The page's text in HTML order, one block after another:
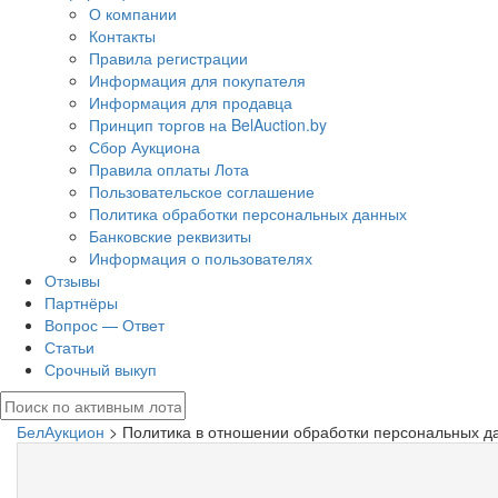
О компании
Контакты
Правила регистрации
Информация для покупателя
Информация для продавца
Принцип торгов на BelAuction.by
Сбор Аукциона
Правила оплаты Лота
Пользовательское соглашение
Политика обработки персональных данных
Банковские реквизиты
Информация о пользователях
Отзывы
Партнёры
Вопрос — Ответ
Статьи
Срочный выкуп
БелАукцион > Политика в отношении обработки персональных